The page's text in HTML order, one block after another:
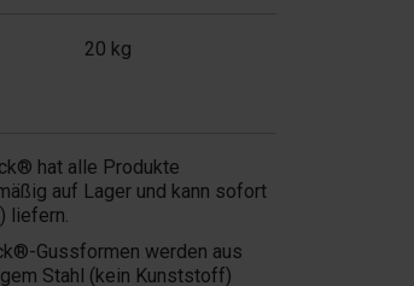
20 kg
hat alle Produkte
auf Lager und kann sofort
liefern.
Gussformen werden aus
Stahl (kein Kunststoff)